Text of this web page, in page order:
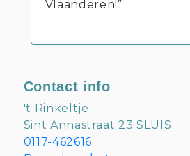
Vlaanderen!”
Contact info
't Rinkeltje
Sint Annastraat 23 SLUIS
0117-462616